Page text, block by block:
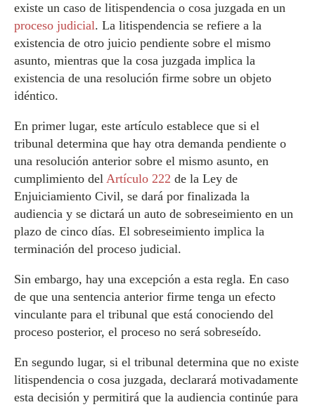
existe un caso de litispendencia o cosa juzgada en un
proceso judicial. La litispendencia se refiere a la
existencia de otro juicio pendiente sobre el mismo
asunto, mientras que la cosa juzgada implica la
existencia de una resolución firme sobre un objeto
idéntico.
En primer lugar, este artículo establece que si el
tribunal determina que hay otra demanda pendiente o
una resolución anterior sobre el mismo asunto, en
cumplimiento del Artículo 222 de la Ley de
Enjuiciamiento Civil, se dará por finalizada la
audiencia y se dictará un auto de sobreseimiento en un
plazo de cinco días. El sobreseimiento implica la
terminación del proceso judicial.
Sin embargo, hay una excepción a esta regla. En caso
de que una sentencia anterior firme tenga un efecto
vinculante para el tribunal que está conociendo del
proceso posterior, el proceso no será sobreseído.
En segundo lugar, si el tribunal determina que no existe
litispendencia o cosa juzgada, declarará motivadamente
esta decisión y permitirá que la audiencia continúe para